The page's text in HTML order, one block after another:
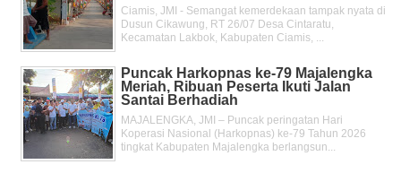
Ciamis, JMI - Semangat kemerdekaan tampak nyata di
Dusun Cikawung, RT 26/07 Desa Cintaratu,
Kecamatan Lakbok, Kabupaten Ciamis, ...
Puncak Harkopnas ke-79 Majalengka
Meriah, Ribuan Peserta Ikuti Jalan
Santai Berhadiah
MAJALENGKA, JMI – Puncak peringatan Hari
Koperasi Nasional (Harkopnas) ke-79 Tahun 2026
tingkat Kabupaten Majalengka berlangsun...